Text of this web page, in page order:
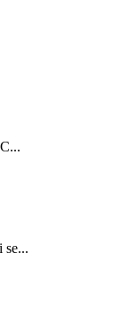
se...